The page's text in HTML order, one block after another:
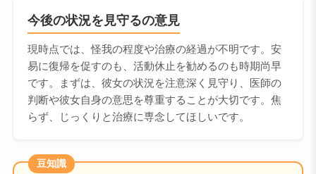
今後の状況を見守るの意見
現時点では、怪我の程度や治療の経過が不明です。安
易に復帰を促すのも、活動休止を勧めるのも時期尚早
です。まずは、彼女の状況を注意深く見守り、医師の
判断や彼女自身の意思を尊重することが大切です。焦
らず、じっくりと治療に専念してほしいです。
豆知識